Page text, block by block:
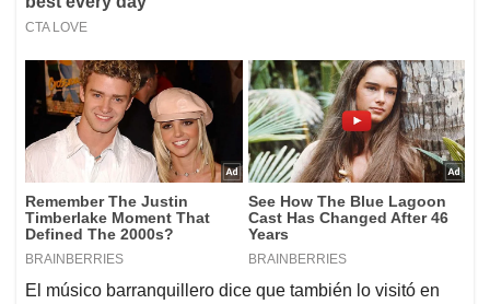
El músico barranquillero dice que también lo visitó en